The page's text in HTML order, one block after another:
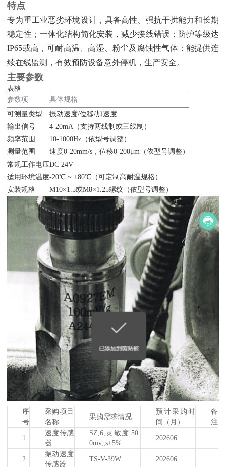
特点
专为重工业恶劣环境设计，具备高性、强抗干扰能力和长期
稳定性；一体化结构简化安装，减少接线错误；防护等级达
IP65或高，可耐高温、高湿、粉尘及腐蚀性气体；能提供连
续在线监测，有效预防设备意外停机，生产安全。
主要参数
表格
参数项
具体规格
可测量类型
振动速度/位移/加速度
输出信号
4-20mA（支持两线制或三线制）
频率范围
10-1000Hz（依型号调整）
测量范围
速度0-20mm/s，位移0-200μm（依型号调整）
常规工作电压DC 24V
适用环境温度-20℃ ~ +80℃（可定制高耐温规格）
安装规格
M10×1.5或M8×1.25螺纹（依型号调整）
序
号
采购项目
名称
采购需求情况
预计采购时
间（月）
备
注
1
速度传感
器
SZ,6,灵敏度:50.
0mv,,s±5%
202606
2
振动速度
传感器
TS-V-39W 202606